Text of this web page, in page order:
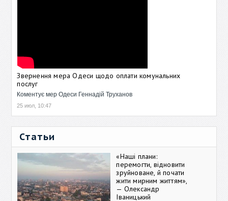
Звернення мера Одеси щодо оплати комунальних
послуг
Коментує мер Одеси Геннадій Труханов
25 июл, 10:47
Статьи
«Наші плани:
перемогти, відновити
зруйноване, й почати
жити мирним життям»,
— Олександр
Іваницький